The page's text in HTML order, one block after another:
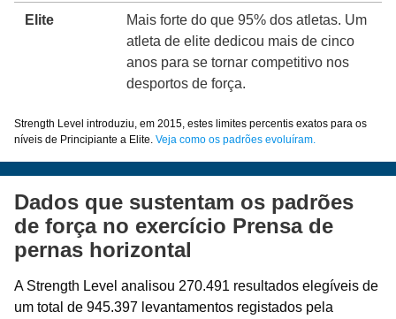
Elite
Mais forte do que 95% dos atletas. Um
atleta de elite dedicou mais de cinco
anos para se tornar competitivo nos
desportos de força.
Strength Level introduziu, em 2015, estes limites percentis exatos para os
níveis de Principiante a Elite. Veja como os padrões evoluíram.
Dados que sustentam os padrões
de força no exercício Prensa de
pernas horizontal
A Strength Level analisou 270.491 resultados elegíveis de
um total de 945.397 levantamentos registados pela